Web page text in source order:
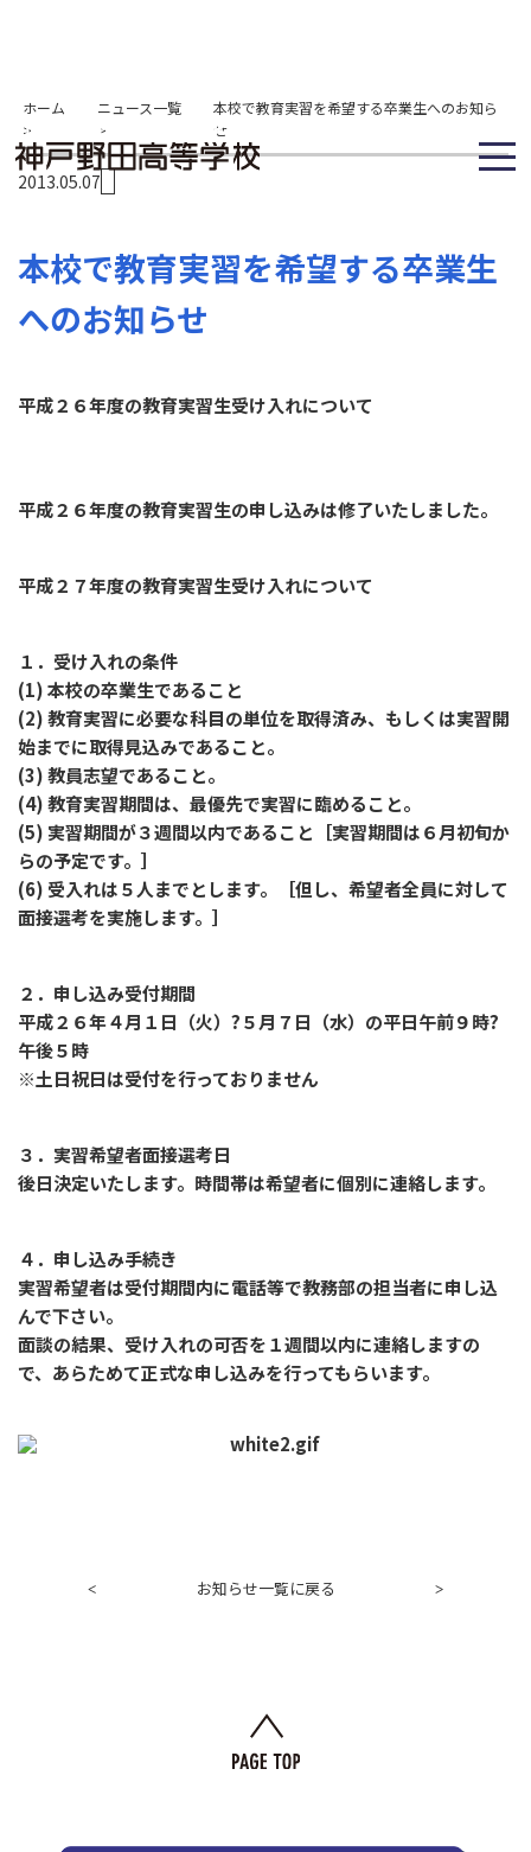
ホーム
>
ニュース一覧
>
本校で教育実習を希望する卒業生へのお知ら
せ
2013.05.07
本校で教育実習を希望する卒業生
へのお知らせ
平成２６年度の教育実習生受け入れについて
平成２６年度の教育実習生の申し込みは修了いたしました。
平成２７年度の教育実習生受け入れについて
１．受け入れの条件
(1) 本校の卒業生であること
(2) 教育実習に必要な科目の単位を取得済み、もしくは実習開
始までに取得見込みであること。
(3) 教員志望であること。
(4) 教育実習期間は、最優先で実習に臨めること。
(5) 実習期間が３週間以内であること［実習期間は６月初旬か
らの予定です。］
(6) 受入れは５人までとします。［但し、希望者全員に対して
面接選考を実施します。］
２．申し込み受付期間
平成２６年４月１日（火）?５月７日（水）の平日午前９時?
午後５時
※土日祝日は受付を行っておりません
３．実習希望者面接選考日
後日決定いたします。時間帯は希望者に個別に連絡します。
４．申し込み手続き
実習希望者は受付期間内に電話等で教務部の担当者に申し込
んで下さい。
面談の結果、受け入れの可否を１週間以内に連絡しますの
で、あらためて正式な申し込みを行ってもらいます。
< お知らせ一覧に戻る >